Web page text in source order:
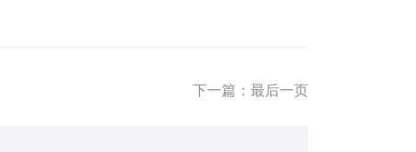
下一篇：最后一页